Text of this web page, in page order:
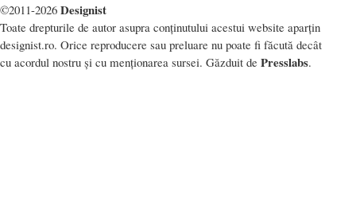
©2011-2026 Designist
Toate drepturile de autor asupra conținutului acestui website aparțin
designist.ro. Orice reproducere sau preluare nu poate fi făcută decât
cu acordul nostru și cu menționarea sursei. Găzduit de Presslabs.